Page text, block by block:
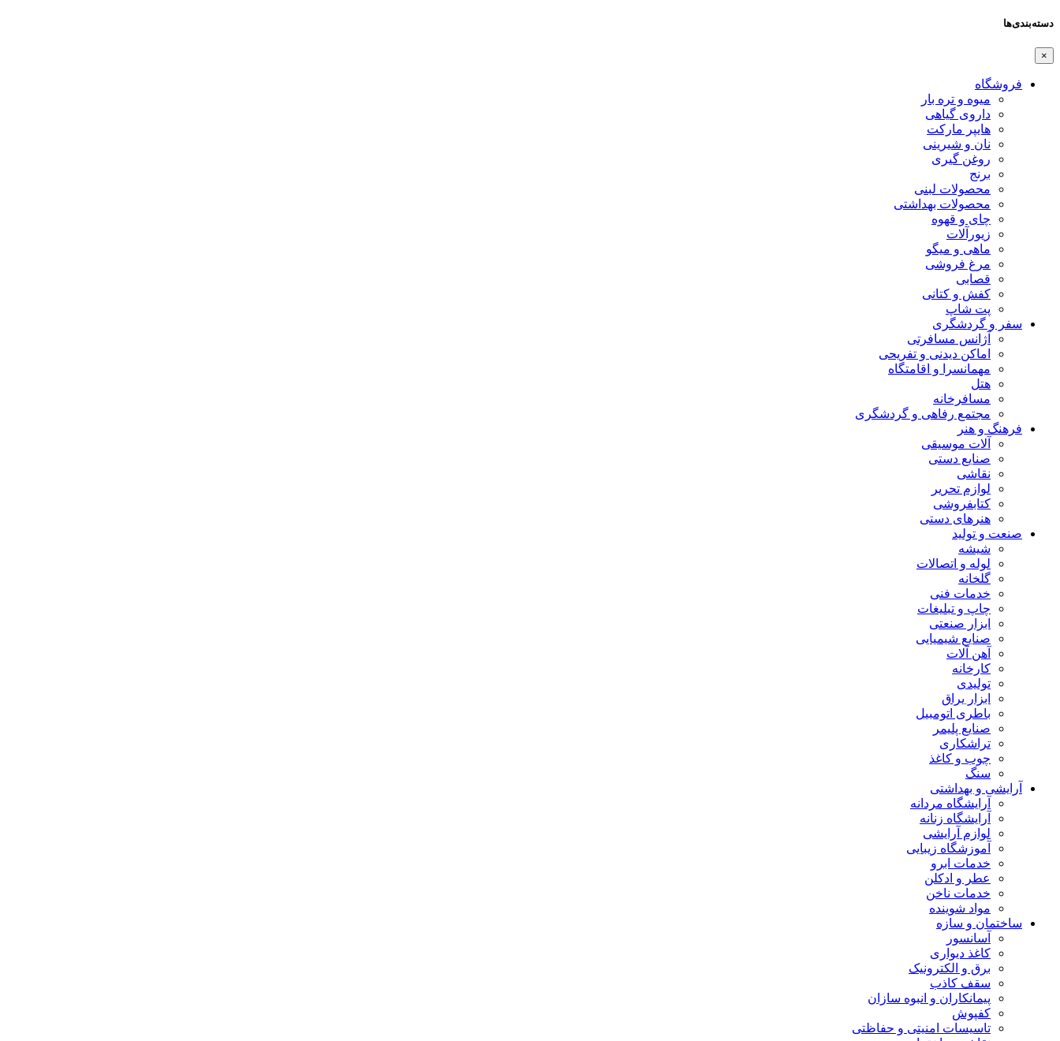
دسته‌بندی‌ها
×
فروشگاه
میوه و تره بار
داروی گیاهی
هایپر مارکت
نان و شیرینی
روغن گیری
برنج
محصولات لبنی
محصولات بهداشتی
چای و قهوه
زیورآلات
ماهی و میگو
مرغ فروشی
قصابی
کفش و کتانی
پت شاپ
سفر و گردشگری
آژانس مسافرتی
اماکن دیدنی و تفریحی
مهمانسرا و اقامتگاه
هتل
مسافرخانه
مجتمع رفاهی و گردشگری
فرهنگ و هنر
آلات موسیقی
صنایع دستی
نقاشی
لوازم تحریر
کتابفروشی
هنرهای دستی
صنعت و تولید
شیشه
لوله و اتصالات
گلخانه
خدمات فنی
چاپ و تبلیغات
ابزار صنعتی
صنایع شیمیایی
آهن آلات
کارخانه
تولیدی
ابزار یراق
باطری اتومبیل
صنایع پلیمر
تراشکاری
چوب و کاغذ
سنگ
آرایشی و بهداشتی
آرایشگاه مردانه
آرایشگاه زنانه
لوازم آرایشی
آموزشگاه زیبایی
خدمات ابرو
عطر و ادکلن
خدمات ناخن
مواد شوینده
ساختمان و سازه
آسانسور
کاغذ دیواری
برق و الکترونیک
سقف کاذب
پیمانکاران و انبوه سازان
کفپوش
تاسیسات امنیتی و حفاظتی